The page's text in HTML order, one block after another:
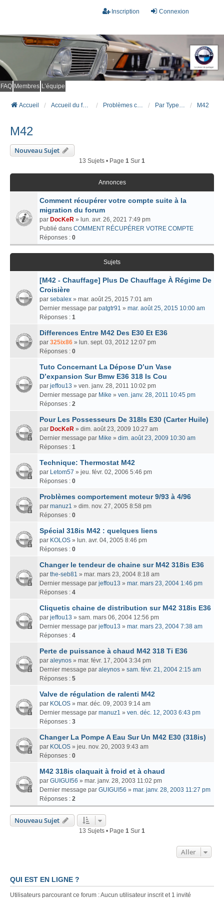
Connexion
Inscription
FAQ Membres L’équipe
Accueil Accueil du forum Problèmes connus et résolus (FAQ) Par Type Moteur (ESSENCE) M42
M42
Nouveau Sujet
13 Sujets • Page 1 Sur 1
Annonces
Comment récupérer votre compte suite à la
migration du forum
par DocKeR » lun. avr. 26, 2021 7:49 pm
Publié dans COMMENT RÉCUPÉRER VOTRE COMPTE
Réponses : 0
Sujets
[M42 - Chauffage] Plus De Chauffage À Régime De
Croisière
par sebalex » mar. août 25, 2015 7:01 am
Dernier message par patgtr91 » mar. août 25, 2015 10:00 am
Réponses : 1
Differences Entre M42 Des E30 Et E36
par 325ix86 » lun. sept. 03, 2012 12:07 pm
Réponses : 0
Tuto Concernant La Dépose D’un Vase
D’expansion Sur Bmw E36 318 Is Cou
par jeffou13 » ven. janv. 28, 2011 10:02 pm
Dernier message par Mike » ven. janv. 28, 2011 10:45 pm
Réponses : 2
Pour Les Possesseurs De 318Is E30 (Carter Huile)
par DocKeR » dim. août 23, 2009 10:27 am
Dernier message par Mike » dim. août 23, 2009 10:30 am
Réponses : 1
Technique: Thermostat M42
par Letom57 » jeu. févr. 02, 2006 5:46 pm
Réponses : 0
Problèmes comportement moteur 9/93 à 4/96
par manuz1 » dim. nov. 27, 2005 8:58 pm
Réponses : 0
Spécial 318is M42 : quelques liens
par KOLOS » lun. avr. 04, 2005 8:46 pm
Réponses : 0
Changer le tendeur de chaine sur M42 318is E36
par the-seb81 » mar. mars 23, 2004 8:18 am
Dernier message par jeffou13 » mar. mars 23, 2004 1:46 pm
Réponses : 4
Cliquetis chaine de distribution sur M42 318is E36
par jeffou13 » sam. mars 06, 2004 12:56 pm
Dernier message par jeffou13 » mar. mars 23, 2004 7:38 am
Réponses : 4
Perte de puissance à chaud M42 318 Ti E36
par aleynos » mar. févr. 17, 2004 3:34 pm
Dernier message par aleynos » sam. févr. 21, 2004 2:15 am
Réponses : 5
Valve de régulation de ralenti M42
par KOLOS » mar. déc. 09, 2003 9:14 am
Dernier message par manuz1 » ven. déc. 12, 2003 6:43 pm
Réponses : 3
Changer La Pompe A Eau Sur Un M42 E30 (318is)
par KOLOS » jeu. nov. 20, 2003 9:43 am
Réponses : 0
M42 318is claquait à froid et à chaud
par GUIGUI56 » mar. janv. 28, 2003 11:02 pm
Dernier message par GUIGUI56 » mar. janv. 28, 2003 11:27 pm
Réponses : 2
Nouveau Sujet
13 Sujets • Page 1 Sur 1
Aller
QUI EST EN LIGNE ?
Utilisateurs parcourant ce forum : Aucun utilisateur inscrit et 1 invité